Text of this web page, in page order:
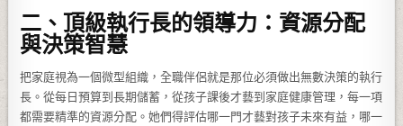
二、頂級執行長的領導力：資源分配
與決策智慧
把家庭視為一個微型組織，全職伴侶就是那位必須做出無數決策的執行
長。從每日預算到長期儲蓄，從孩子課後才藝到家庭健康管理，每一項
都需要精準的資源分配。她們得評估哪一門才藝對孩子未來有益，哪一